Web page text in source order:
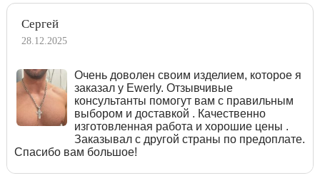
Сергей
28.12.2025
Очень доволен своим изделием, которое я
заказал у Ewerly. Отзывчивые
консультанты помогут вам с правильным
выбором и доставкой . Качественно
изготовленная работа и хорошие цены .
Заказывал с другой страны по предоплате.
Спасибо вам большое!